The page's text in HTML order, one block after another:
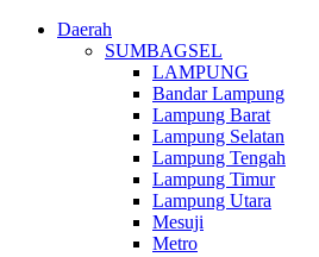
Daerah
SUMBAGSEL
LAMPUNG
Bandar Lampung
Lampung Barat
Lampung Selatan
Lampung Tengah
Lampung Timur
Lampung Utara
Mesuji
Metro